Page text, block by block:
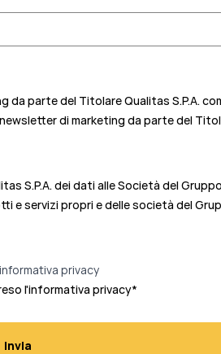
parte del Titolare Qualitas S.P.A.
di marketing da parte del
S.P.A. dei dati alle Società del
e servizi propri e delle società del
privacy
l'informativa privacy*